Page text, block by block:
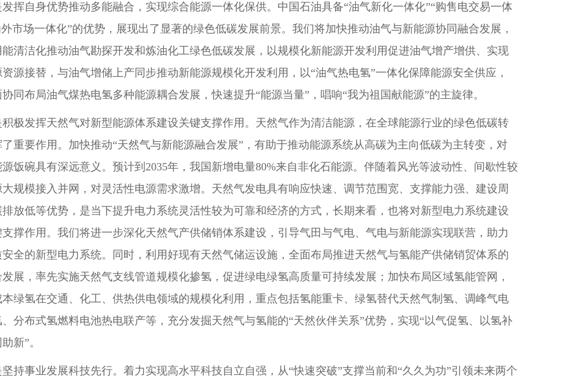
发挥自身优势推动多能融合，实现综合能源一体化保供。中国石油具备“油气新化一体化”“购售电交易一体
外市场一体化”的优势，展现出了显著的绿色低碳发展前景。我们将加快推动油气与新能源协同融合发展，
能清洁化推动油气勘探开发和炼油化工绿色低碳发展，以规模化新能源开发利用促进油气增产增供、实现
源接替，与油气增储上产同步推动新能源规模化开发利用，以“油气热电氢”一体化保障能源安全供应，
同布局油气煤热电氢多种能源耦合发展，快速提升“能源当量”，唱响“我为祖国献能源”的主旋律。
积极发挥天然气对新型能源体系建设关键支撑作用。天然气作为清洁能源，在全球能源行业的绿色低碳转
重要作用。加快推动“天然气与新能源融合发展”，有助于推动能源系统从高碳为主向低碳为主转变，对
饭碗具有深远意义。预计到2035年，我国新增电量80%来自非化石能源。伴随着风光等波动性、间歇性较
规模接入并网，对灵活性电源需求激增。天然气发电具有响应快速、调节范围宽、支撑能力强、建设周
放低等优势，是当下提升电力系统灵活性较为可靠和经济的方式，长期来看，也将对新型电力系统建设
撑作用。我们将进一步深化天然气产供储销体系建设，引导气田与气电、气电与新能源实现联营，助力
全的新型电力系统。同时，利用好现有天然气储运设施，全面布局推进天然气与氢能产供储销贸体系的
展，率先实施天然气支线管道规模化掺氢，促进绿电绿氢高质量可持续发展；加快布局区域氢能管网，
绿氢在交通、化工、供热供电领域的规模化利用，重点包括氢能重卡、绿氢替代天然气制氢、调峰气电
分布式氢燃料电池热电联产等，充分发掘天然气与氢能的“天然伙伴关系”优势，实现“以气促氢、以氢补
新”。
持事业发展科技先行。着力实现高水平科技自立自强，从“快速突破”支撑当前和“久久为功”引领未来两个